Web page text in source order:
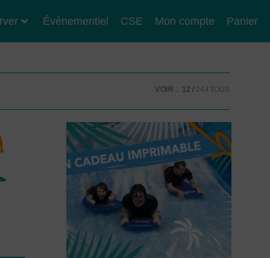
Évènementiel CSE Mon compte Panier
VOIR : 12 24 TOUS